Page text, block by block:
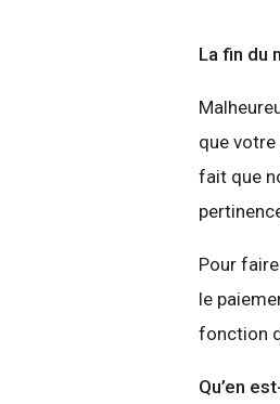
La fin du
que
fait que
Pour
le
fonction
Qu’en